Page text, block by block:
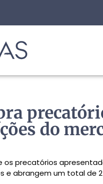
do
precatórios
e abrangem um total de